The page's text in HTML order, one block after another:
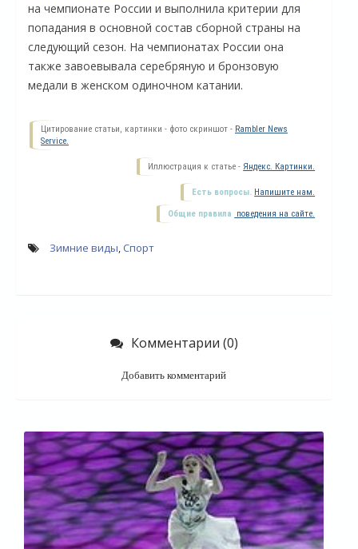
на чемпионате России и выполнила критерии для
попадания в основной состав сборной страны на
следующий сезон. На чемпионатах России она
также завоевывала серебряную и бронзовую
медали в женском одиночном катании.
Цитирование статьи, картинки - фото скриншот - Rambler News
Service.
Иллюстрация к статье - Яндекс. Картинки.
Есть вопросы. Напишите нам.
Общие правила поведения на сайте.
Зимние виды, Спорт
Комментарии (0)
Добавить комментарий